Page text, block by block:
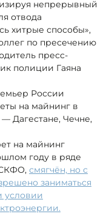
непрерывный
отвода
хитрые способы»,
по пресечению
пресс-
полиции Гаяна
России
на майнинг в
Дагестане, Чечне,
на майнинг
году в ряде
смягчён, но с
заниматься
условии